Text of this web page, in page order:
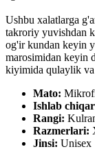
Ushbu xalatlarga
takroriy yuvishdan
og'ir kundan keyin
marosimidan keyin
kiyimida qulaylik
Mato:
Ishlab
Rangi:
Razmerlari:
Jinsi: Unisex